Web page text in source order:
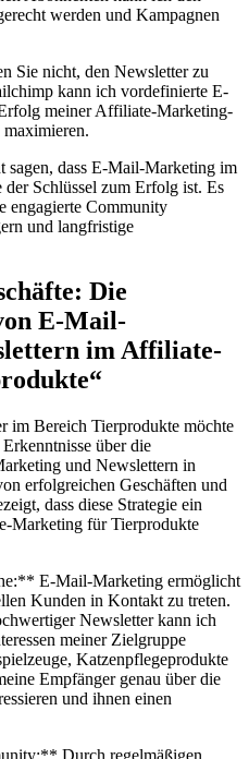
werden und Kampagnen
Sie nicht, den Newsletter ⁤zu
kann ich vordefinierte E-
meiner Affiliate-Marketing-
⁣sagen,‍ dass E-Mail-Marketing ‌im
Schlüssel zum Erfolg ist. Es
engagierte⁤ Community
und‌ langfristige
Die
E-Mail-
im Affiliate-
im Bereich‌ Tierprodukte möchte
über⁢ die
⁣und⁣ Newslettern‌ in
‍erfolgreichen Geschäften und
dass diese Strategie ein
Marketing für ‍Tierprodukte
E-Mail-Marketing ermöglicht
Kunden in Kontakt zu ​treten.
Newsletter kann ich
meiner ‌Zielgruppe
Katzenpflegeprodukte
Empfänger genau ⁢über die
und ihnen einen